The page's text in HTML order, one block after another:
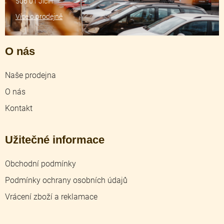
O nás
Naše prodejna
O nás
Kontakt
Užitečné informace
Obchodní podmínky
Podmínky ochrany osobních údajů
Vrácení zboží a reklamace
Více o prodejně